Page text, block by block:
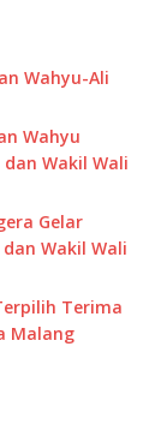
Wahyu-Ali
Wahyu
Wakil Wali
Gelar
Wakil Wali
Terima
Malang